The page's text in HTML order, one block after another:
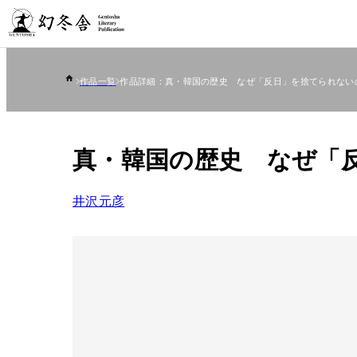
作品一覧 作品詳細：真・韓国の歴史 なぜ「反日」を捨てられない
真・韓国の歴史 なぜ「
井沢元彦